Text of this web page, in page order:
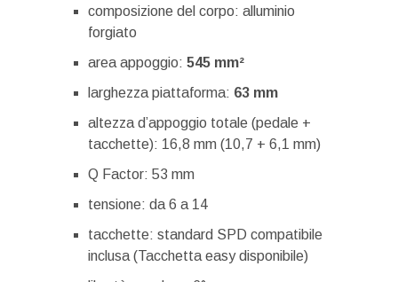
composizione del corpo: alluminio
forgiato
area appoggio: 545 mm²
larghezza piattaforma: 63 mm
altezza d’appoggio totale (pedale +
tacchette): 16,8 mm (10,7 + 6,1 mm)
Q Factor: 53 mm
tensione: da 6 a 14
tacchette: standard SPD compatibile
inclusa (Tacchetta easy disponibile)